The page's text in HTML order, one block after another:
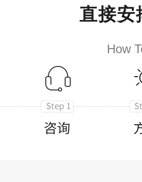
直接安
How